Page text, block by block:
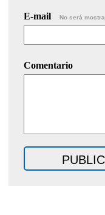
E-mail No será
Comentario